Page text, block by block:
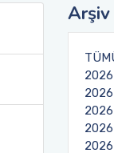
Arşiv
2026